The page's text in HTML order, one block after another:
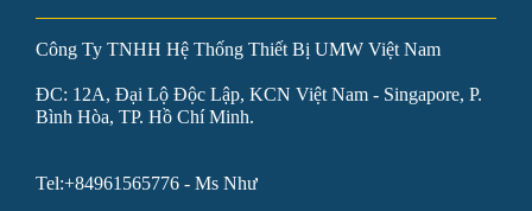
Công Ty TNHH Hệ Thống Thiết Bị UMW Việt Nam
ĐC: 12A, Đại Lộ Độc Lập, KCN Việt Nam - Singapore, P.
Bình Hòa, TP. Hồ Chí Minh.
Tel:+84961565776 - Ms Như